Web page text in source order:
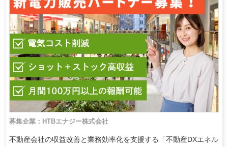
募集企業：HTBエナジー株式会社
不動産会社の収益改善と業務効率化を支援する「不動産DXエネル